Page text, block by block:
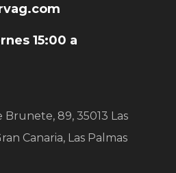
15:00 a
Brunete, 89, 35013 Las
Canaria, Las Palmas